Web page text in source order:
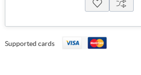
Supported cards